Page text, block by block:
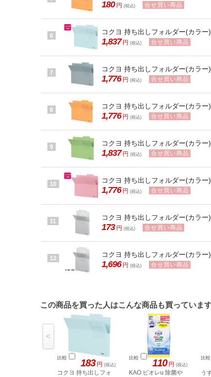
180 円 (税込) 合せ買い商品
6 コクヨ 持ち出しフォルダー(カラ
1,837 円 (税込) 合せ買い商品
7 コクヨ 持ち出しフォルダー(カラ
1,776 円 (税込) 合せ買い商品
8 コクヨ 持ち出しフォルダー(カラ
1,776 円 (税込) 合せ買い商品
9 コクヨ 持ち出しフォルダー(カラ
1,837 円 (税込) 合せ買い商品
10 コクヨ 持ち出しフォルダー(カラ
1,776 円 (税込) 合せ買い商品
11 コクヨ 持ち出しフォルダー(カラ
173 円 (税込) 合せ買い商品
12 コクヨ 持ち出しフォルダー(カラ
1,696 円 (税込) 合せ買い商品
この商品を買った人はこんな商品も買っていま
比較 183 円 (税込)
コクヨ 持ち出しフォ
比較 110 円 (税込)
KAO ビオレu 除菌や
比較
う
<